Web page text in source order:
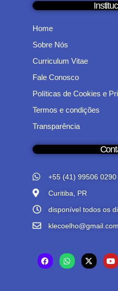
Home
Sobre Nós
Curriculum Vitae
Fale Conosco
Políticas de Cookies e
Termos e condições
Transparência
+55 (41) 99506 0290
Curitiba, PR
disponível todos os
klecoelho@gmail.com